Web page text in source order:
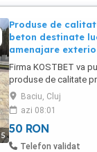
15 lei Iasomie
5
Produse de
beton destinate
amenajare
Firma KOSTBET va
produse de calitate
destinate lucrarilor de
exterioara. Realizăm
gard dale și pavaje
de scară plăci de
calitate, durabilitate și
Baciu, Cluj
azi 08:01
50 RON
Telefon validat